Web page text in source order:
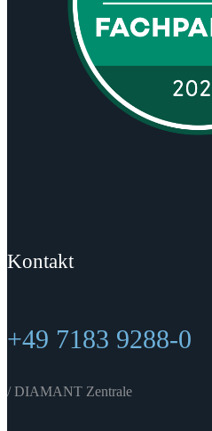
Kontakt
+49 7183 9288-0
/ DIAMANT Zentrale